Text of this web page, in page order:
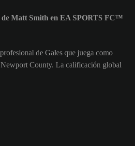
de Matt Smith en EA SPORTS FC™
de Gales que juega como
County. La calificación global